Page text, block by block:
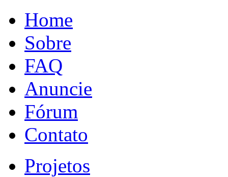
Home
Sobre
FAQ
Anuncie
Fórum
Contato
Projetos